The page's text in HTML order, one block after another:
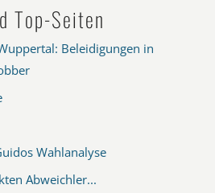
Top-Seiten
Beleidigungen in
Wahlanalyse
Abweichler...